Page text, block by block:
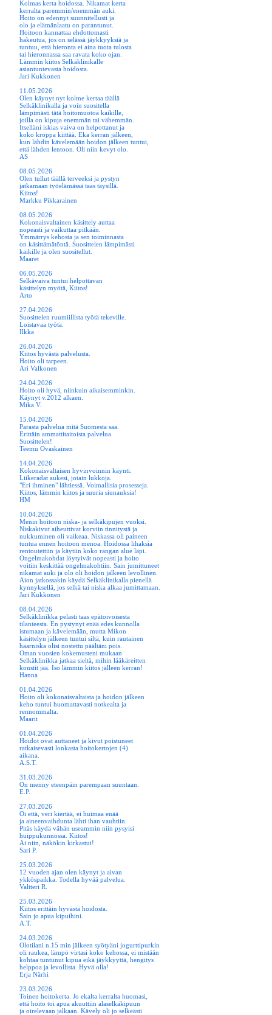
Kolmas kerta hoidossa. Nikamat kerta
kerralta paremmin/enemmän auki.
Hoito on edennyt suunnitellusti ja
olo ja elämänlaatu on parantunut.
Hoitoon kannattaa ehdottomasti
hakeutua, jos on selässä jäykkyyksiä ja
tuntuu, että hieronta ei aina tuota tulosta
tai hieronnassa saa ravata koko ojan.
Lämmin kiitos Selkäklinikalle
asiantuntevasta hoidosta.
Jari Kukkonen
11.05.2026
Olen käynyt nyt kolme kertaa täällä
Selkäklinikalla ja voin suositella
lämpimästi tätä hoitomuotoa kaikille,
joilla on kipuja enemmän tai vähemmän.
Itselläni iskias vaiva on helpottanut ja
koko kroppa kiittää. Eka kerran jälkeen,
kun lähdin kävelemään hoidon jälkeen tuntui,
että lähden lentoon. Oli niin kevyt olo.
AS
08.05.2026
Olen tullut täällä terveeksi ja pystyn
jatkamaan työelämässä taas täysillä.
Kiitos!
Markku Pikkarainen
08.05.2026
Kokonaisvaltainen käsittely auttaa
nopeasti ja vaikuttaa pitkään.
Ymmärrys kehosta ja sen toiminnasta
on käsittämätöntä. Suosittelen lämpimästi
kaikille ja olen suositellut.
Maaret
06.05.2026
Selkävaiva tuntui helpottavan
käsittelyn myötä, Kiitos!
Arto
27.04.2026
Suosittelen ruumiillista työtä tekeville.
Loistavaa työtä.
Ilkka
26.04.2026
Kiitos hyvästä palvelusta.
Hoito oli tarpeen.
Ari Valkonen
24.04.2026
Hoito oli hyvä, niinkuin aikaisemminkin.
Käynyt v.2012 alkaen.
Mika V.
15.04.2026
Parasta palvelua mitä Suomesta saa.
Erittäin ammattitaitoista palvelua.
Suosittelen!
Teemu Ovaskainen
14.04.2026
Kokonaisvaltaisen hyvinvoinnin käynti.
Liikeradat aukesi, jotain lukkoja.
"Eri ihminen" lähtiessä. Voimallisia prosesseja.
Kiitos, lämmin kiitos ja suuria siunauksia!
HM
10.04.2026
Menin hoitoon niska- ja selkäkipujen vuoksi.
Niskakivut aiheuttivat korviin tinnitystä ja
nukkuminen oli vaikeaa. Niskassa oli paineen
tuntua ennen hoitoon menoa. Hoidossa lihaksia
rentoutettiin ja käytiin koko rangan alue läpi.
Ongelmakohdat löytyivät nopeasti ja hoito
voitiin keskittää ongelmakohtiin. Sain jumittuneet
nikamat auki ja olo oli hoidon jälkeen levollinen.
Aion jatkossakin käydä Selkäklinikalla pienellä
kynnyksellä, jos selkä tai niska alkaa jumittamaan.
Jari Kukkonen
08.04.2026
Selkäklinikka pelasti taas epätoivoisesta
tilanteesta. En pystynyt enää edes kunnolla
istumaan ja kävelemään, mutta Mikon
käsittelyn jälkeen tuntui siltä, kuin rautainen
haarniska olisi nostettu päältäni pois.
Oman vuosien kokemusteni mukaan
Selkäklinikka jatkaa sieltä, mihin lääkäreitten
konstit jää. Iso lämmin kiitos jälleen kerran!
Hanna
01.04.2026
Hoito oli kokonaisvaltaista ja hoidon jälkeen
keho tuntui huomattavasti notkealta ja
rennommalta.
Maarit
01.04.2026
Hoidot ovat auttaneet ja kivut poistuneet
ratkaisevasti lonkasta hoitokertojen (4)
aikana.
A.S.T.
31.03.2026
On menny eteenpäin parempaan suuntaan.
E.P.
27.03.2026
Oi että, veri kiertää, ei huimaa enää
ja aineenvaihdunta lähti ihan vauhtiin.
Pitäs käydä vähän useammin niin pysyisi
huippukunnossa. Kiitos!
Ai niin, näkökin kirkastui!
Sari P.
25.03.2026
12 vuoden ajan olen käynyt ja aivan
ykköspaikka. Todella hyvää palvelua.
Valtteri R.
25.03.2026
Kiitos erittäin hyvästä hoidosta.
Sain jo apua kipuihini.
A.T.
24.03.2026
Olotilani n.15 min jälkeen syötyäni jogurttipurkin
oli raukea, lämpö virtasi koko kehossa, ei mistään
kohtaa tuntunut kipua eikä jäykkyyttä, hengitys
helppoa ja levollista. Hyvä olla!
Erja Närhi
23.03.2026
Toinen hoitokerta. Jo ekalta kerralta huomasi,
että hoito toi apua akuuttiin alaselkäkipuun
ja oirelevaan jalkaan. Kävely oli jo selkeästi